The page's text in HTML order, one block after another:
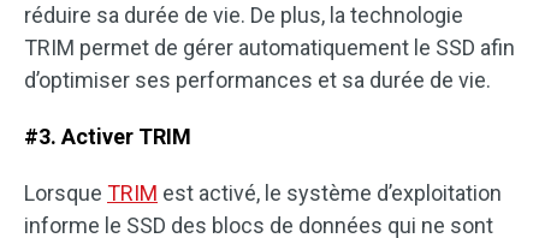
réduire sa durée de vie. De plus, la technologie
TRIM permet de gérer automatiquement le SSD afin
d’optimiser ses performances et sa durée de vie.
#3. Activer TRIM
Lorsque TRIM est activé, le système d’exploitation
informe le SSD des blocs de données qui ne sont